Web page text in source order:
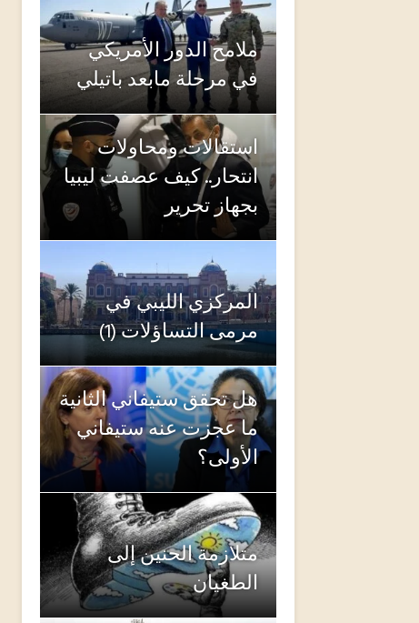
ملامح الدور الأمريكي
في مرحلة مابعد باتيلي
استقالات ومحاولات
انتحار.. كيف عصفت ليبيا
بجهاز تحرير
المركزي الليبي في
مرمى التساؤلات (1)
هل تحقق ستيفاني الثانية
ما عجزت عنه ستيفاني
الأولى؟
متلازمة الحنين إلى
الطغيان